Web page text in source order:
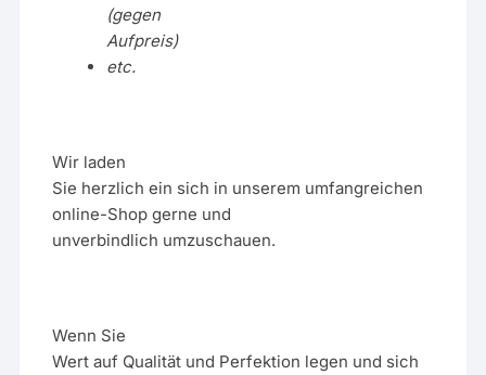
(gegen
Aufpreis)
etc.
Wir laden
Sie herzlich ein sich in unserem umfangreichen
online-Shop gerne und
unverbindlich umzuschauen.
Wenn Sie
Wert auf Qualität und Perfektion legen und sich